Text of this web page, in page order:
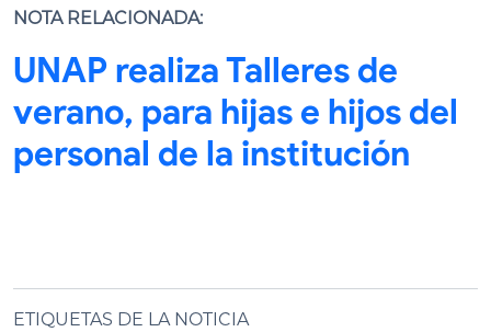
NOTA RELACIONADA:
UNAP realiza Talleres de
verano, para hijas e hijos del
personal de la institución
ETIQUETAS DE LA NOTICIA